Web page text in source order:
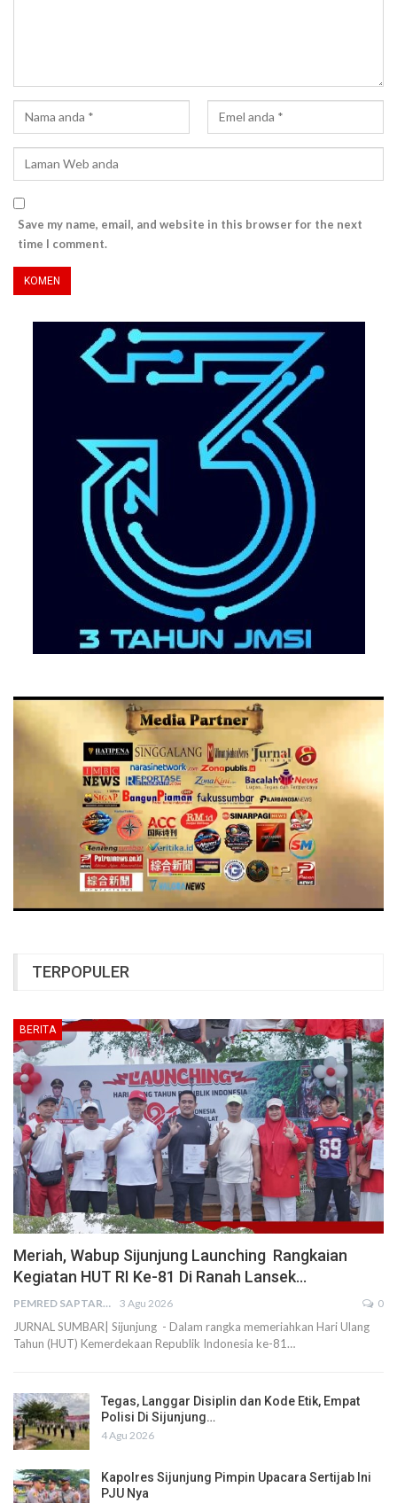
Save my name, email, and website in this browser for the next
time I comment.
TERPOPULER
BERITA
Meriah, Wabup Sijunjung Launching Rangkaian
Kegiatan HUT RI Ke-81 Di Ranah Lansek…
PEMRED SAPTARIUS 3 Agu 2026 0
JURNAL SUMBAR| Sijunjung - Dalam rangka memeriahkan Hari Ulang
Tahun (HUT) Kemerdekaan Republik Indonesia ke-81…
Tegas, Langgar Disiplin dan Kode Etik, Empat
Polisi Di Sijunjung…
4 Agu 2026
Kapolres Sijunjung Pimpin Upacara Sertijab Ini
PJU Nya